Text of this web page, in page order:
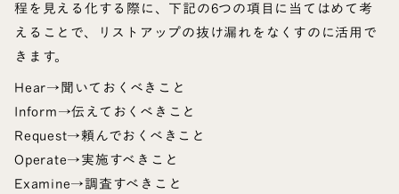
程を見える化する際に、下記の6つの項目に当てはめて考
えることで、リストアップの抜け漏れをなくすのに活用で
きます。
Hear→聞いておくべきこと
Inform→伝えておくべきこと
Request→頼んでおくべきこと
Operate→実施すべきこと
Examine→調査すべきこと